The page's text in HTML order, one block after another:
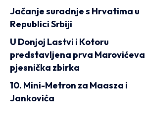
Jačanje suradnje s Hrvatima u
Republici Srbiji
U Donjoj Lastvi i Kotoru
predstavljena prva Marovićeva
pjesnička zbirka
10. Mini-Metron za Maasza i
Jankovića